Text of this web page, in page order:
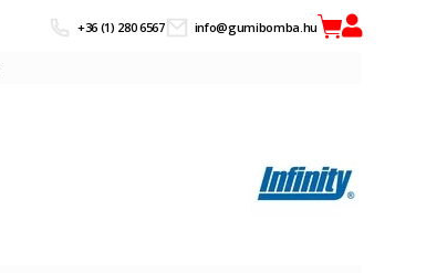
+36 (1) 280 6567 info@gumibomba.hu